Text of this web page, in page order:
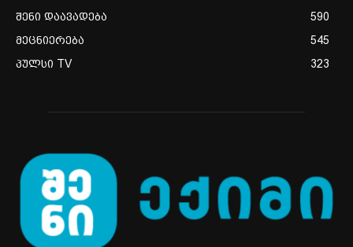
შენი დაავადება
590
მეცნიერება
545
პულსი TV
323